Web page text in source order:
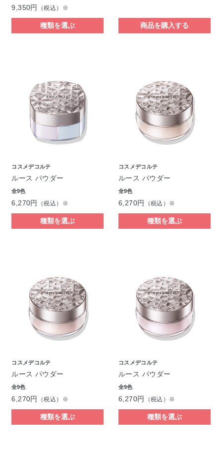
9,350円 （税込）※
種類を選ぶ 商品を購入する
コスメデコルテ
ルース パウダー
全9色
6,270円 （税込）※
種類を選ぶ
コスメデコルテ
ルース パウダー
全9色
6,270円 （税込）※
種類を選ぶ
コスメデコルテ
ルース パウダー
全9色
6,270円 （税込）※
種類を選ぶ
コスメデコルテ
ルース パウダー
全9色
6,270円 （税込）※
種類を選ぶ